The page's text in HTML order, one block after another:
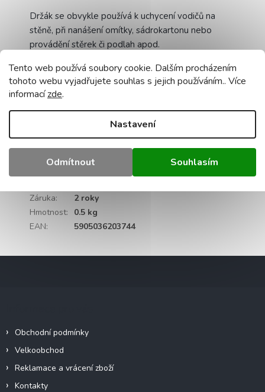
Tento web používá soubory cookie. Dalším procházením
tohoto webu vyjadřujete souhlas s jejich používáním.. Více
informacízde.
Nastavení
Odmítnout Souhlasím
Držák se obvykle používá k uchycení vodičů na
stěně, při nanášení omítky, sádrokartonu nebo
provádění stěrek či podlah apod.
Funguje dobře jak při zapuštěné, tak i při přisazené
montáži.
Vylučuje riziko poškození konstrukce kabelu při jeho
instalaci. Výrobek je k dispozici v různých
velikostech, v bílé barvě.
Doplňkové parametry
Záruka:
2 roky
Hmotnost:
0.5 kg
EAN: 5905036203744
Obchodní podmínky
Velkoobchod
Reklamace a vrácení zboží
Kontakty